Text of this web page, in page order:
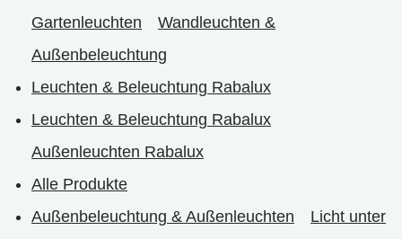
Gartenleuchten
Wandleuchten &
Außenbeleuchtung
Leuchten & Beleuchtung Rabalux
Leuchten & Beleuchtung Rabalux
Außenleuchten Rabalux
Alle Produkte
Außenbeleuchtung & Außenleuchten
Licht unter